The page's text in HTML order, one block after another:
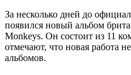
За несколько дней до
появился новый альбом
Monkeys. Он состоит из 11
отмечают, что новая работа
альбомов.